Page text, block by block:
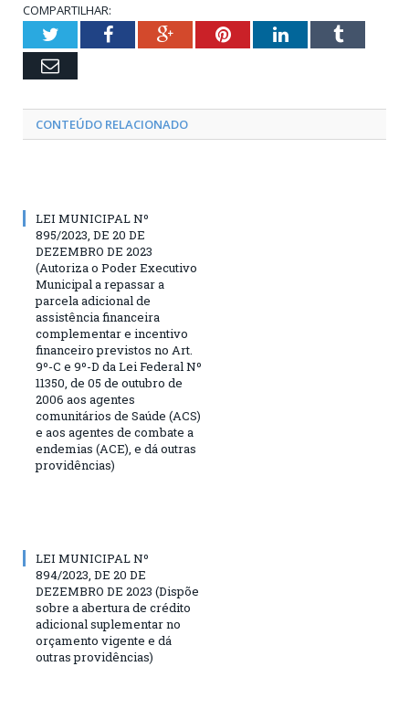
COMPARTILHAR:
TwitterFacebookGoogle+PinterestLinkedInTumblr
Email
CONTEÚDO RELACIONADO
LEI MUNICIPAL Nº
895/2023, DE 20 DE
DEZEMBRO DE 2023
(Autoriza o Poder Executivo
Municipal a repassar a
parcela adicional de
assistência financeira
complementar e incentivo
financeiro previstos no Art.
9º-C e 9º-D da Lei Federal Nº
11350, de 05 de outubro de
2006 aos agentes
comunitários de Saúde (ACS)
e aos agentes de combate a
endemias (ACE), e dá outras
providências)
LEI MUNICIPAL Nº
894/2023, DE 20 DE
DEZEMBRO DE 2023 (Dispõe
sobre a abertura de crédito
adicional suplementar no
orçamento vigente e dá
outras providências)